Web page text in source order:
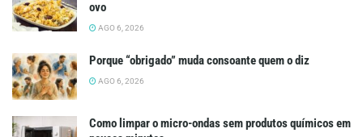
ovo
AGO 6, 2026
Porque “obrigado” muda consoante quem o diz
AGO 6, 2026
Como limpar o micro-ondas sem produtos químicos em